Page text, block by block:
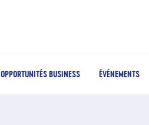
OPPORTUNITÉS BUSINESS ÉVÉNEMENTS